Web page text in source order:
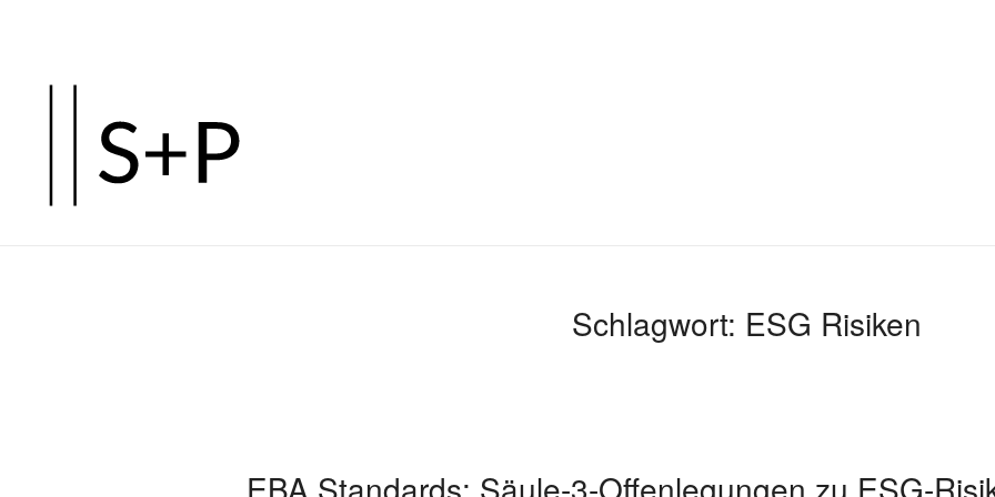
springen
Schlagwort: ESG Risiken
EBA Standards: Säule-3-Offenlegungen zu ESG-